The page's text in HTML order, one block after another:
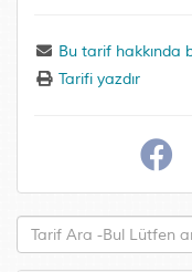
Bu tarif hakkında
Tarifi yazdır